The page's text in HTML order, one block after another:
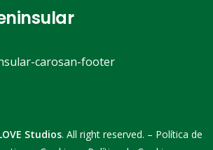
Studios. All right reserved. – Política de